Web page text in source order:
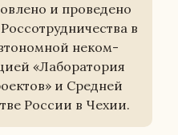
и про­ве­де­но
в
неком­
«Ла­бо­ра­то­рия
и Сред­ней
России в Чехии.